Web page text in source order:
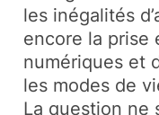
les inégalités
encore la prise
numériques et
les modes de
La question ne